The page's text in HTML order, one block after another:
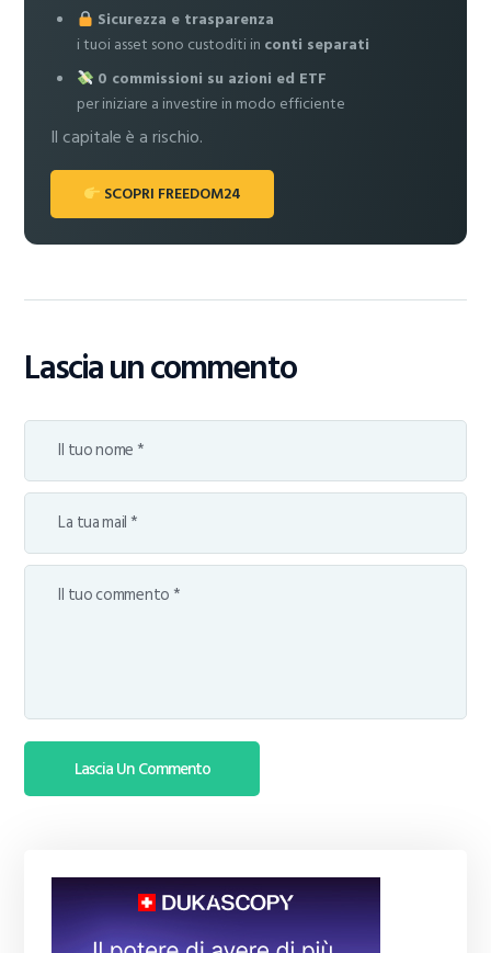
Sicurezza e trasparenza
i tuoi asset sono custoditi in conti separati
0 commissioni su azioni ed ETF
per iniziare a investire in modo efficiente
Il capitale è a rischio.
SCOPRI FREEDOM24
Lascia un commento